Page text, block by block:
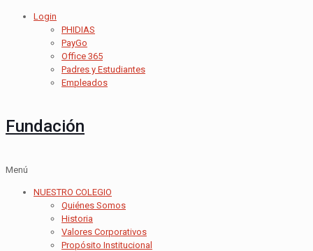
Login
PHIDIAS
PayGo
Office 365
Padres y Estudiantes
Empleados
Fundación
Menú
NUESTRO COLEGIO
Quiénes Somos
Historia
Valores Corporativos
Propósito Institucional